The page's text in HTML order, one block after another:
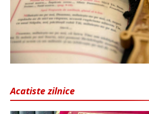
Acatiste zilnice